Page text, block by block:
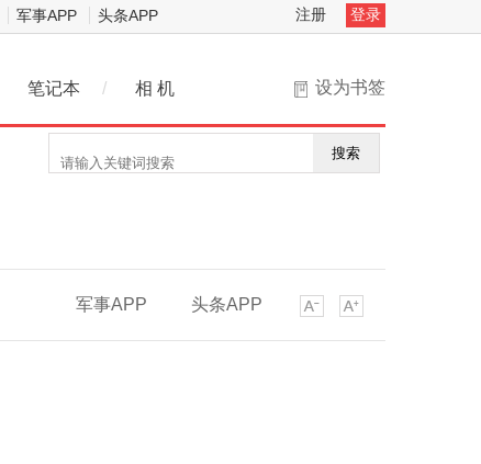
军事APP 头条APP 注册 登录
设为书签
笔记本 / 相 机
搜索
军事APP 头条APP